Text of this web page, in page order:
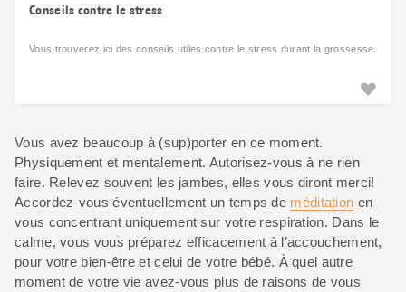
Conseils contre le stress
Vous trouverez ici des conseils utiles contre le stress durant la grossesse.
Vous avez beaucoup à (sup)porter en ce moment.
Physiquement et mentalement. Autorisez-vous à ne rien
faire. Relevez souvent les jambes, elles vous diront merci!
Accordez-vous éventuellement un temps de méditation en
vous concentrant uniquement sur votre respiration. Dans le
calme, vous vous préparez efficacement à l’accouchement,
pour votre bien-être et celui de votre bébé. À quel autre
moment de votre vie avez-vous plus de raisons de vous